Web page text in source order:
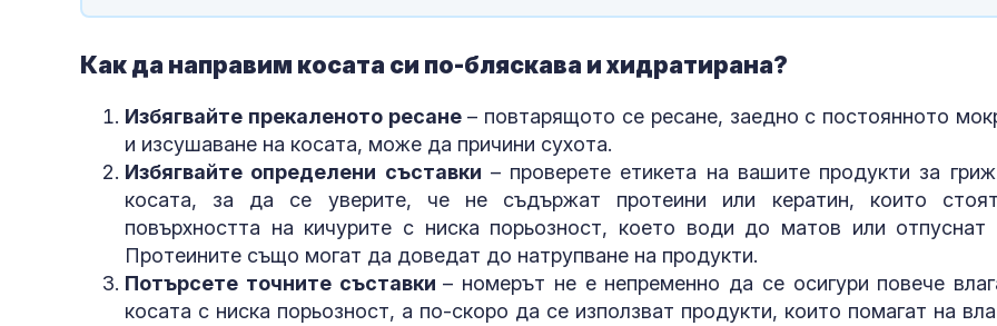
Как да направим косата си по-бляскава и хидратирана?
Избягвайте прекаленото ресане– повтарящото се ресане, заедно с постоянното
и изсушаване на косата, може да причини сухота.
Избягвайте определени съставки – проверете етикета на вашите продукти за
косата, за да се уверите, че не съдържат протеини или кератин, които
повърхността на кичурите с ниска порьозност, което води до матов или отпуснат
Протеините също могат да доведат до натрупване на продукти.
Потърсете точните съставки– номерът не е непременно да се осигури повече
косата с ниска порьозност, а по-скоро да се използват продукти, които помагат на
Венера във
Левски
2:0